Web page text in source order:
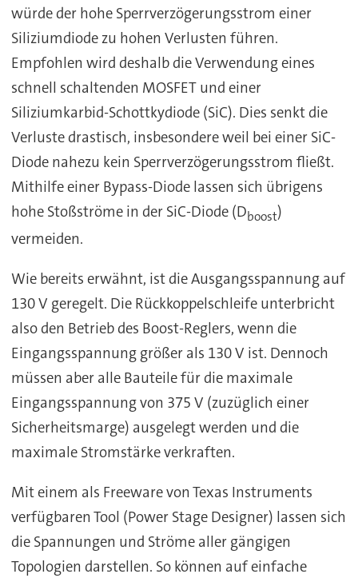
würde der hohe Sperrverzögerungsstrom einer
Siliziumdiode zu hohen Verlusten führen.
Empfohlen wird deshalb die Verwendung eines
schnell schaltenden MOSFET und einer
Siliziumkarbid-Schottkydiode (SiC). Dies senkt die
Verluste drastisch, insbesondere weil bei einer SiC-
Diode nahezu kein Sperrverzögerungsstrom fließt.
Mithilfe einer Bypass-Diode lassen sich übrigens
hohe Stoßströme in der SiC-Diode (Dboost)
vermeiden.
Wie bereits erwähnt, ist die Ausgangsspannung auf
130 V geregelt. Die Rückkoppelschleife unterbricht
also den Betrieb des Boost-Reglers, wenn die
Eingangsspannung größer als 130 V ist. Dennoch
müssen aber alle Bauteile für die maximale
Eingangsspannung von 375 V (zuzüglich einer
Sicherheitsmarge) ausgelegt werden und die
maximale Stromstärke verkraften.
Mit einem als Freeware von Texas Instruments
verfügbaren Tool (Power Stage Designer) lassen sich
die Spannungen und Ströme aller gängigen
Topologien darstellen. So können auf einfache